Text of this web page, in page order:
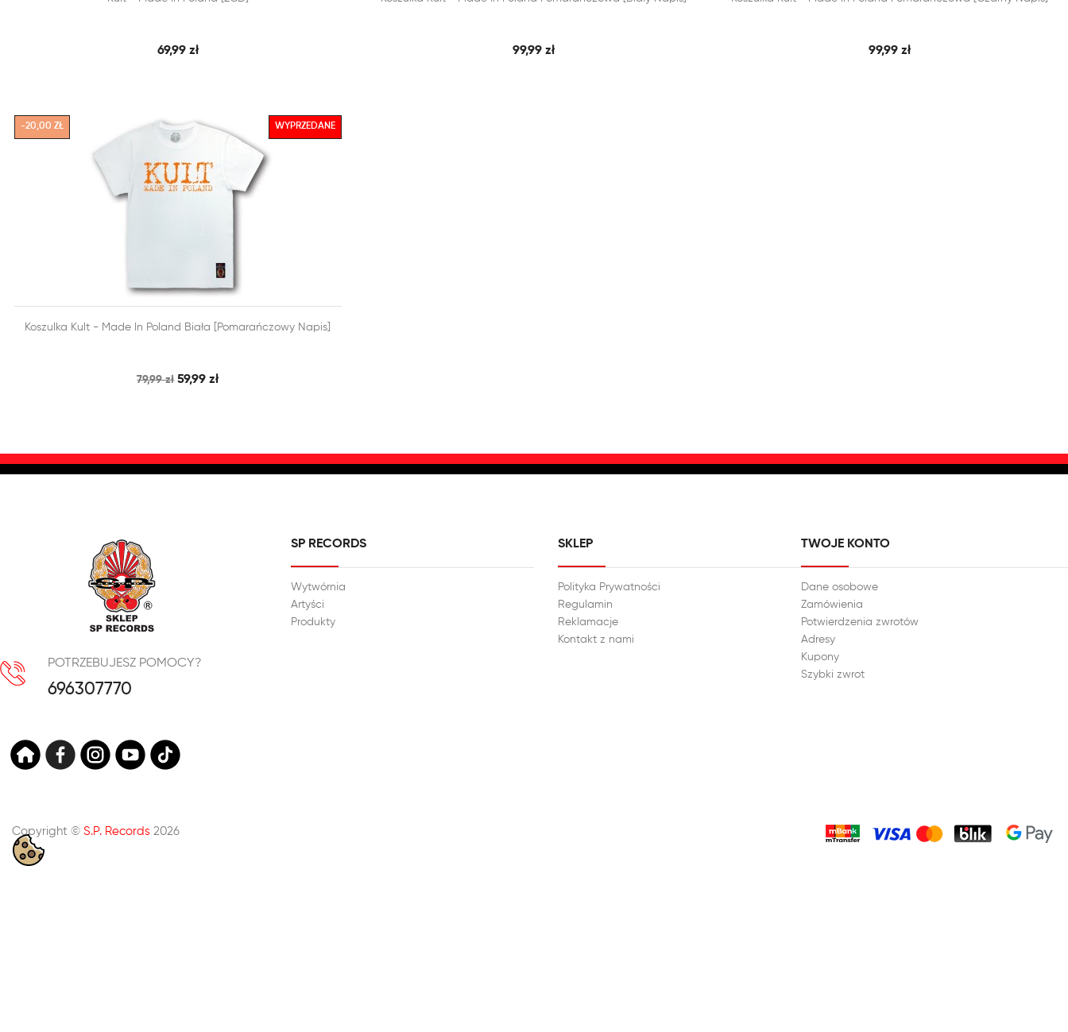
DODAJ DO KOSZYKA
69,99 zł
DODAJ DO KOSZYKA
99,99 zł
DODAJ DO KOSZYKA
99,99 zł
DODAJ DO KOSZYKA SZYBKI PODGLĄD
Koszulka Kult - Made In Poland Biała [pomarańczowy Napis]
79,99 zł 59,99 zł
-20,00 ZŁ WYPRZEDANE
POTRZEBUJESZ POMOCY?
696307770
SP RECORDS
Wytwórnia
Artyści
Produkty
SKLEP
Polityka Prywatności
Regulamin
Reklamacje
Kontakt z nami
TWOJE KONTO
Dane osobowe
Zamówienia
Potwierdzenia zwrotów
Adresy
Kupony
Szybki zwrot
Copyright © S.P. Records 2026